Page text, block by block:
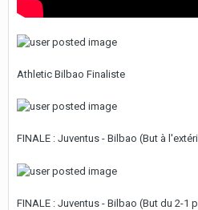
Athletic Bilbao Finaliste
FINALE : Juventus - Bilbao (But à
FINALE : Juventus - Bilbao (But du 2-1